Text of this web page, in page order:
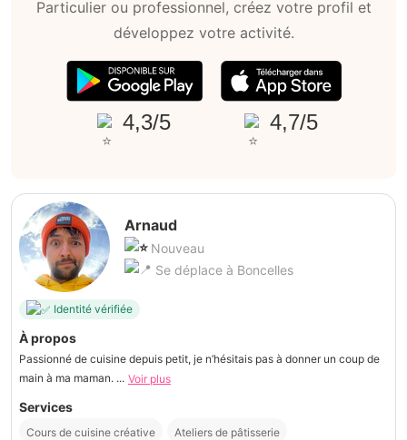
Particulier ou professionnel, créez votre profil et
développez votre activité.
4,3/5 4,7/5
Arnaud
Nouveau
Se déplace à Boncelles
Identité vérifiée
À propos
Passionné de cuisine depuis petit, je n’hésitais pas à donner un coup de
main à ma maman. ... Voir plus
Services
Cours de cuisine créative Ateliers de pâtisserie